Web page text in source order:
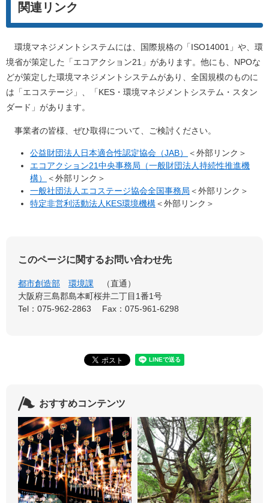
関連リンク
環境マネジメントシステムには、国際規格の「ISO14001」や、環
境省が策定した「エコアクション21」があります。他にも、NPOな
どが策定した環境マネジメントシステムがあり、全国規模のものに
は「エコステージ」、「KES・環境マネジメントシステム・スタン
ダード」があります。
事業者の皆様、ぜひ取得について、ご検討ください。
公益財団法人日本適合性認定協会（JAB）
＜外部リンク＞
エコアクション21中央事務局（一般財団法人持続性推進機
構）
＜外部リンク＞
一般社団法人エコステージ協会全国事務局 ＜外部リンク＞
特定非営利活動法人KES環境機構＜外部リンク＞
このページに関するお問い合わせ先
都市創造部 環境課
直通
大阪府三島郡島本町桜井二丁目1番1号
Tel：075-962-2863
Fax：075-961-6298
おすすめコンテンツ